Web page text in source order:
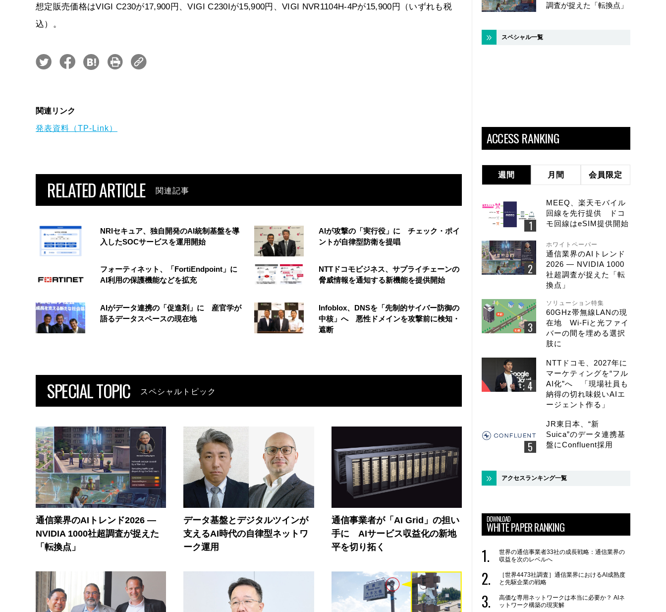
想定販売価格はVIGI C230が17,900円、VIGI C230Iが15,900円、VIGI NVR1104H-4Pが15,900円（いずれも税
込）。
関連リンク
発表資料（TP-Link）
RELATED ARTICLE 関連記事
NRIセキュア、独自開発のAI統制基盤を導
入したSOCサービスを運用開始
AIが攻撃の「実行役」に チェック・ポイ
ントが自律型防衛を提唱
フォーティネット、「FortiEndpoint」に
AI利用の保護機能などを拡充
NTTドコモビジネス、サプライチェーンの
脅威情報を通知する新機能を提供開始
AIがデータ連携の「促進剤」に 産官学が
語るデータスペースの現在地
Infoblox、DNSを「先制的サイバー防御の
中核」へ 悪性ドメインを攻撃前に検知・
遮断
SPECIAL TOPIC スペシャルトピック
通信業界のAIトレンド2026 ―
NVIDIA 1000社超調査が捉えた
「転換点」
データ基盤とデジタルツインが
支えるAI時代の自律型ネットワ
ーク運用
通信事業者が「AI Grid」の担い
手に AIサービス収益化の新地
平を切り拓く
調査が捉えた「転換点」
スペシャル一覧
ACCESS RANKING
週間 月間 会員限定
MEEQ、楽天モバイル
回線を先行提供 ドコ
モ回線はeSIM提供開始
ホワイトペーパー
通信業界のAIトレンド
2026 ― NVIDIA 1000
社超調査が捉えた「転
換点」
ソリューション特集
60GHz帯無線LANの現
在地 Wi-Fiと光ファイ
バーの間を埋める選択
肢に
NTTドコモ、2027年に
マーケティングを“フル
AI化”へ 「現場社員も
納得の切れ味鋭いAIエ
ージェント作る」
JR東日本、“新
Suica”のデータ連携基
盤にConfluent採用
アクセスランキング一覧
DOWNLOAD
WHITE PAPER RANKING
世界の通信事業者33社の成長戦略：通信業界の
収益を次のレベルへ
［世界4473社調査］通信業界におけるAI成熟度
と先駆企業の戦略
高価な専用ネットワークは本当に必要か？ AIネ
ットワーク構築の現実解